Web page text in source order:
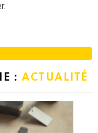
: ACTUALITÉ